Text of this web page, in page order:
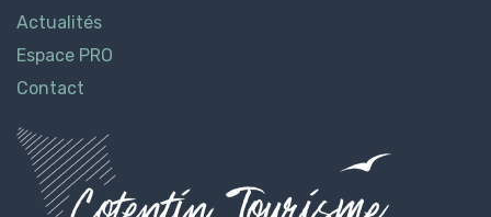
Actualités
Espace PRO
Contact